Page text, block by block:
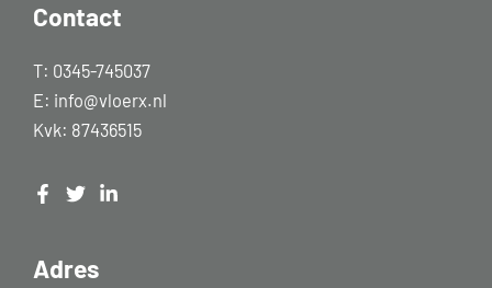
Contact
T: 0345-745037
E: info@vloerx.nl
Kvk: 87436515
Adres